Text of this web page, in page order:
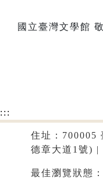
國立臺灣文學館
:::
住址：700005
德章大道1號) |
最佳瀏覽狀態